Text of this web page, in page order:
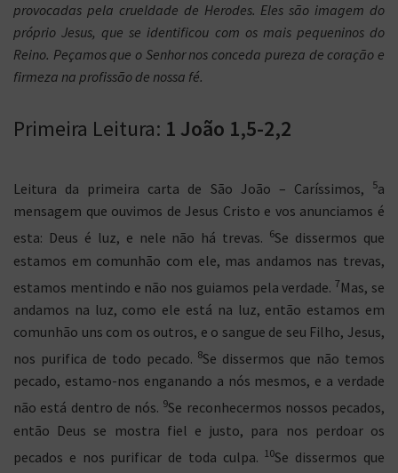
provocadas pela crueldade de Herodes. Eles são imagem do
próprio Jesus, que se identificou com os mais pequeninos do
Reino. Peçamos que o Senhor nos conceda pureza de coração e
firmeza na profissão de nossa fé.
Primeira Leitura: 1 João 1,5-2,2
Leitura da primeira carta de São João – Caríssimos, 5a
mensagem que ouvimos de Jesus Cristo e vos anunciamos é
esta: Deus é luz, e nele não há trevas. 6Se dissermos que
estamos em comunhão com ele, mas andamos nas trevas,
estamos mentindo e não nos guiamos pela verdade.7 Mas, se
andamos na luz, como ele está na luz, então estamos em
comunhão uns com os outros, e o sangue de seu Filho, Jesus,
nos purifica de todo pecado. 8Se dissermos que não temos
pecado, estamo-nos enganando a nós mesmos, e a verdade
não está dentro de nós. 9Se reconhecermos nossos pecados,
então Deus se mostra fiel e justo, para nos perdoar os
pecados e nos purificar de toda culpa. 10Se dissermos que